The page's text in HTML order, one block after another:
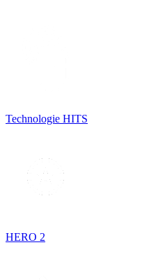
Technologie HITS
HERO 2